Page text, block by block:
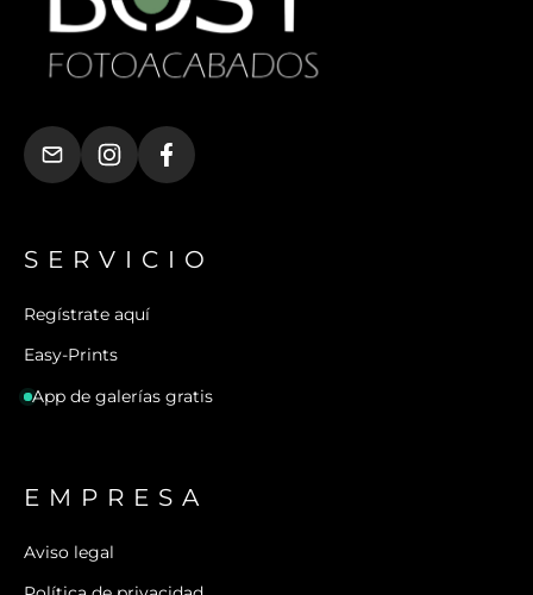
SERVICIO
Regístrate aquí
Easy-Prints
App de galerías gratis
EMPRESA
Aviso legal